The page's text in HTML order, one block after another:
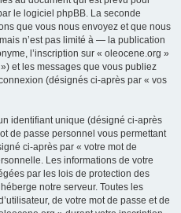
le logiciel phpBB. La seconde
que vous nous envoyez et que nous
n’est pas limité à — la publication
l’inscription sur « oleocene.org »
et les messages que vous publiez
(désignés ci-après par « vos
identifiant unique (désigné ci-après
de passe personnel vous permettant
ci-après par « votre mot de
Les informations de votre
par les lois de protection des
notre serveur. Toutes les
de votre mot de passe et de